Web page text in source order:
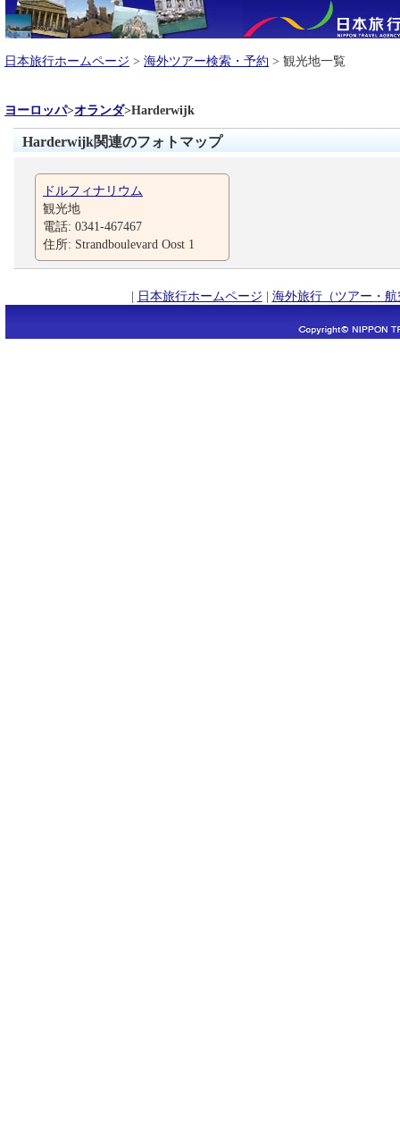
日本旅行ホームページ > 海外ツアー検索・予約 > 観光地一覧
ヨーロッパ>オランダ>Harderwijk
Harderwijk関連のフォトマップ
ドルフィナリウム
観光地
電話: 0341-467467
住所: Strandboulevard Oost 1
| 日本旅行ホームページ | 海外旅行（ツアー・航